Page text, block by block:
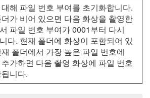
해 파일 번호 부여를 초기화합니다.
가 비어 있으면 다음 화상을 촬영한
파일 번호 부여가 0001부터 다시
다. 현재 폴더에 화상이 포함되어 있
폴더에서 가장 높은 파일 번호에
가하면 다음 촬영 화상에 파일 번호
니다.